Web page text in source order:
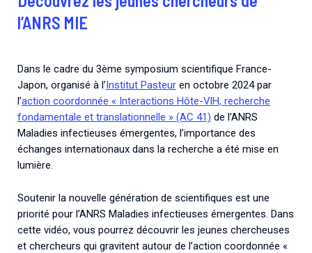
Associations de patient.e.s
Collaboration avec les acteurs communautaires
Cellules Émergence
inactives.
l’ANRS MIE
Dans le cadre du 3ème symposium scientifique France-
Japon, organisé à l’Institut Pasteur en octobre 2024 par
l’action coordonnée « Interactions Hôte-VIH, recherche
fondamentale et translationnelle » (AC 41) de l’ANRS
Maladies infectieuses émergentes, l’importance des
échanges internationaux dans la recherche a été mise en
lumière.
Soutenir la nouvelle génération de scientifiques est une
priorité pour l’ANRS Maladies infectieuses émergentes. Dans
cette vidéo, vous pourrez découvrir les jeunes chercheuses
et chercheurs qui gravitent autour de l’action coordonnée «